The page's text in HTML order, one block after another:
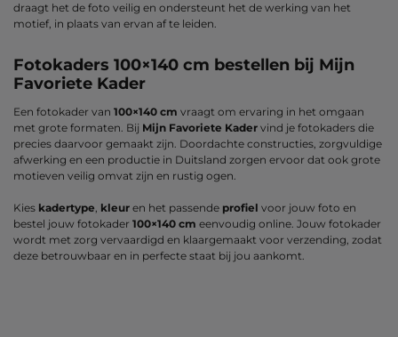
draagt het de foto veilig en ondersteunt het de werking van het
motief, in plaats van ervan af te leiden.
Fotokaders 100×140 cm bestellen bij Mijn
Favoriete Kader
Een fotokader van 100×140 cm vraagt om ervaring in het omgaan
met grote formaten. Bij Mijn Favoriete Kader vind je fotokaders die
precies daarvoor gemaakt zijn. Doordachte constructies, zorgvuldige
afwerking en een productie in Duitsland zorgen ervoor dat ook grote
motieven veilig omvat zijn en rustig ogen.
Kies kadertype kleur en het passende profiel voor jouw foto en
bestel jouw fotokader 100×140 cm eenvoudig online. Jouw fotokader
wordt met zorg vervaardigd en klaargemaakt voor verzending, zodat
deze betrouwbaar en in perfecte staat bij jou aankomt.